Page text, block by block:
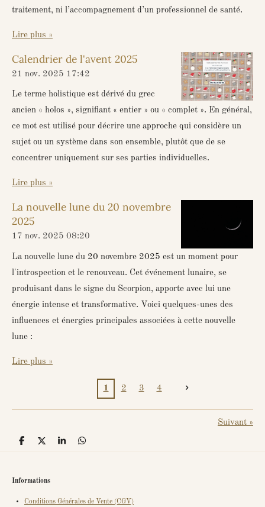
traitement, ni l’accompagnement d’un professionnel de santé.
Lire plus »
Calendrier de l'avent 2025
21 nov. 2025 17:42
Le terme holistique est dérivé du grec
ancien « holos », signifiant « entier » ou « complet ». En général,
ce mot est utilisé pour décrire une approche qui considère un
sujet ou un système dans son ensemble, plutôt que de se
concentrer uniquement sur ses parties individuelles.
Lire plus »
La nouvelle lune du 20 novembre
2025
17 nov. 2025 08:20
La nouvelle lune du 20 novembre 2025 est un moment pour
l'introspection et le renouveau. Cet événement lunaire, se
produisant dans le signe du Scorpion, apporte avec lui une
énergie intense et transformative. Voici quelques-unes des
influences et énergies principales associées à cette nouvelle
lune :
Lire plus »
1 2 3 4
Suivant »
P
a
a
P
a
a
e
P
a
e
P
a
Informations
Conditions Générales de Vente (CGV)